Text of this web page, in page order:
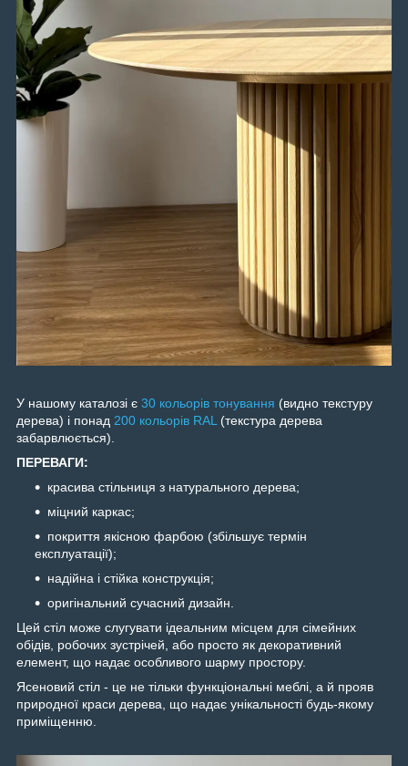
У нашому каталозі є 30 кольорів тонування (видно текстуру
дерева) і понад 200 кольорів RAL (текстура дерева
забарвлюється).
ПЕРЕВАГИ:
красива стільниця з натурального дерева;
міцний каркас;
покриття якісною фарбою (збільшує термін
експлуатації);
надійна і стійка конструкція;
оригінальний сучасний дизайн.
Цей стіл може слугувати ідеальним місцем для сімейних
обідів, робочих зустрічей, або просто як декоративний
елемент, що надає особливого шарму простору.
Ясеновий стіл - це не тільки функціональні меблі, а й прояв
природної краси дерева, що надає унікальності будь-якому
приміщенню.